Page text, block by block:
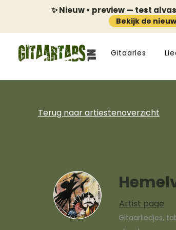
✨ Nieuw • preview — test
Bekijk de
Gitaarles
Terug naar artiestenoverzicht
Artist page
Gitaarliedjes,